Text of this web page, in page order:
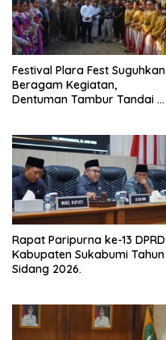
Festival Plara Fest Suguhkan
Beragam Kegiatan,
Dentuman Tambur Tandai di
Rapat Paripurna ke-13 DPRD
Kabupaten Sukabumi Tahun
Sidang 2026.